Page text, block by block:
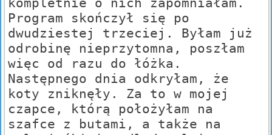
Program skończył się po
dwudziestej trzeciej. Byłam już
odrobinę nieprzytomna, poszłam
więc od razu do łóżka.
Następnego dnia odkryłam, że
koty zniknęły. Za to w mojej
czapce, którą położyłam na
szafce z butami, a także na